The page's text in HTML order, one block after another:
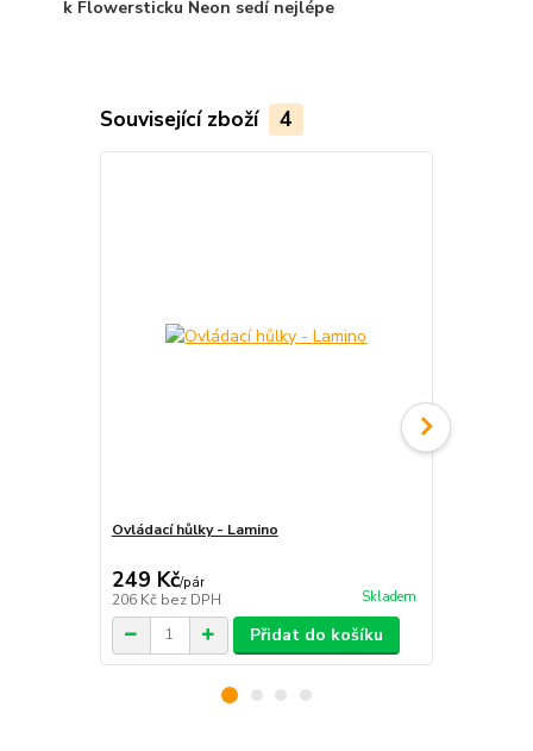
k Flowersticku Neon sedí nejlépe
Související zboží 4
Ovládací hůlky - Lamino
249 Kč/pár
206 Kč bez DPH Skladem
Přidat do košíku